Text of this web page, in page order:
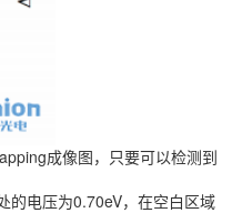
成像图，只要可以检测到
的电压为0.70eV，在空白区域